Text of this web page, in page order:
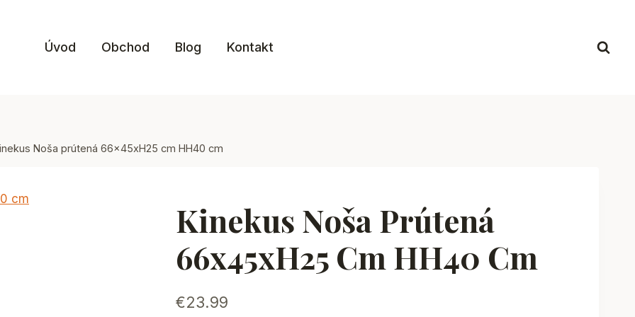
Úvod Obchod Blog Kontakt
Noša prútená 66x45xH25 cm HH40 cm
Kinekus Noša Prútená
66x45xH25 Cm HH40 Cm
€23.99